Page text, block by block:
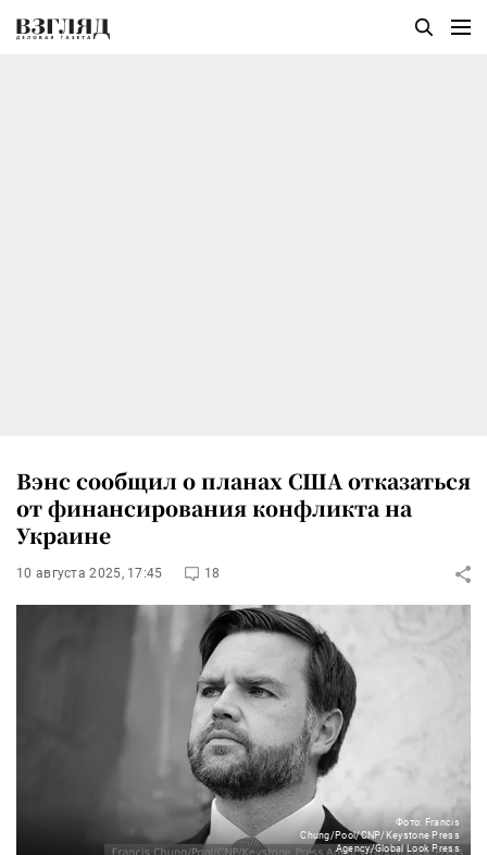
Вэнс сообщил о планах США отказаться
от финансирования конфликта на
Украине
10 августа 2025, 17:45 18
Фото: Francis
Chung/Pool/CNP/Keystone Press
Agency/Global Look Press